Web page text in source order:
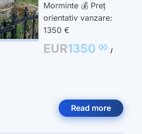
Morminte 💰 Preț
orientativ vanzare:
1350 €
EUR1350 00 /
Read more